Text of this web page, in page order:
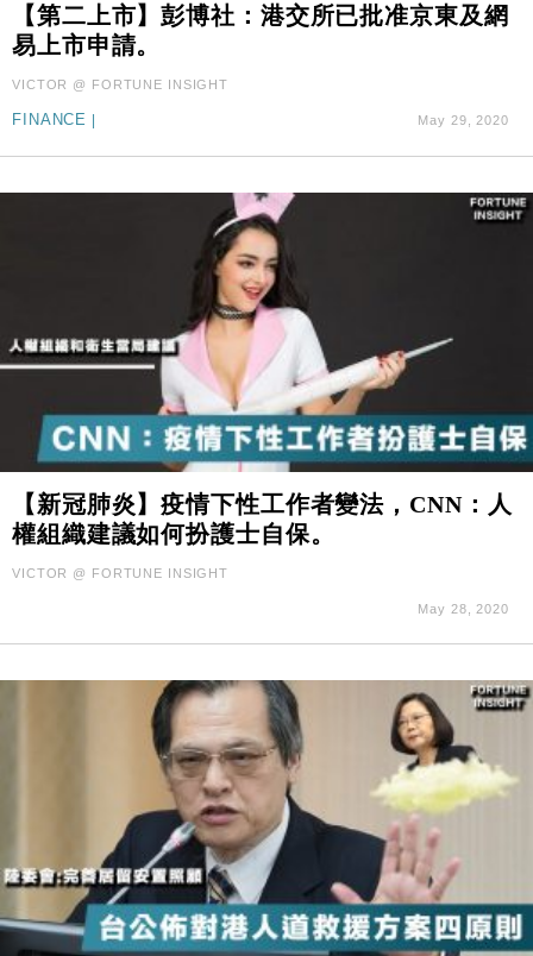
15:59
財經｜SA售股自救後再出手 斥4億美元押注未上市公
司
47仙
財經｜滙豐上調香港今年GDP預測至4.5% 看好貿易
及消費表現
16:47
本地｜假冒內地執法人員要求交「保證金」 43歲女子
損失近6900萬元
財經｜日經失守6.5萬點後回穩 全周仍升近2%
財經｜恒隆10月換帥 玩具「反」斗城亞洲CEO蔡德
15:11
財經｜韓股反覆波動收跌 連挫7周創逾3年最長跌勢
13:44
財經｜內地7月美元計價出口增近24%勝預期 貿易順
差達1125億美元
12:44
財經｜日本春季三度入市撐日圓 4月單日斥6.28萬億
日圓干預創新高
11:12
國際｜特朗普料美伊戰事快結束 承認部分彈藥庫存緊
張
財經｜SA售股自救後再出手 斥4億美元押注未上市公
【第二上市】彭博社：港交所已批准京東及網
易上市申請。
VICTOR @ FORTUNE INSIGHT
FINANCE | May 29, 2020
【新冠肺炎】疫情下性工作者變法，CNN：人
權組織建議如何扮護士自保。
VICTOR @ FORTUNE INSIGHT
May 28, 2020